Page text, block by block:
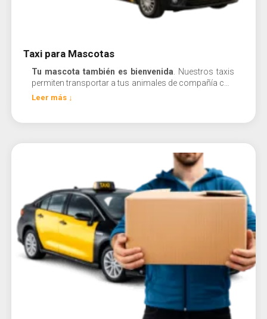
Taxi para Mascotas
Tu mascota también es bienvenida. Nuestros taxis
permiten transportar a tus animales de compañía con
total comodidad y seguridad.
Leer más ↓